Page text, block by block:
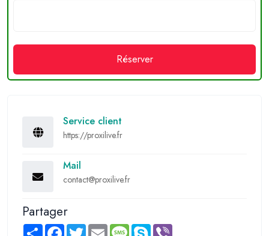
Réserver
Service client
https://proxilive.fr
Mail
contact@proxilive.fr
Partager
Share FacebookTwitter Email MessageSkype